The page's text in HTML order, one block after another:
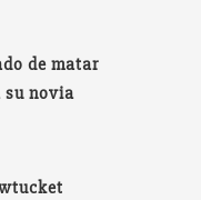
de matar
su novia